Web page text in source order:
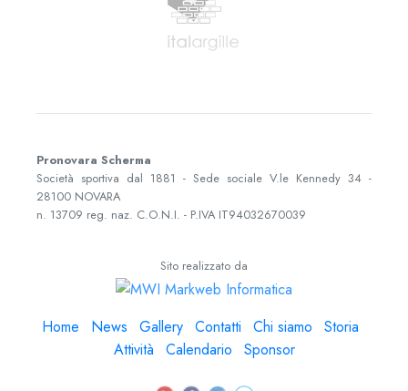
Pronovara Scherma
Società sportiva dal 1881 - Sede sociale V.le Kennedy 34 -
28100 NOVARA
n. 13709 reg. naz. C.O.N.I. - P.IVA IT94032670039
Sito realizzato da
Home News Gallery Contatti Chi siamo
Storia
Attività
Calendario Sponsor